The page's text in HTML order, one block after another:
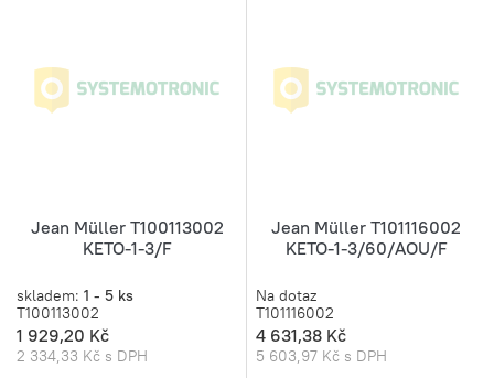
Jean Müller T100113002
KETO-1-3/F
skladem: 1 - 5 ks
T100113002
1 929,20 Kč
2 334,33 Kč s DPH
Jean Müller T101116002
KETO-1-3/60/AOU/F
Na dotaz
T101116002
4 631,38 Kč
5 603,97 Kč s DPH